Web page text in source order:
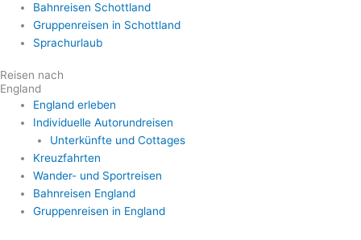
Bahnreisen Schottland
Gruppenreisen in Schottland
Sprachurlaub
Reisen nach
England
England erleben
Individuelle Autorundreisen
Unterkünfte und Cottages
Kreuzfahrten
Wander- und Sportreisen
Bahnreisen England
Gruppenreisen in England